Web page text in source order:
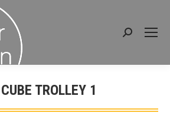
Recherche
TROLLEY 1
Vous êtes ici :